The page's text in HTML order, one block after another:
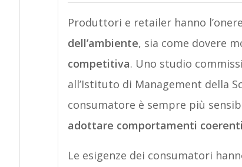
Produttori e retailer hanno
dell’ambiente, sia come dovere
competitiva. Uno studio
all’Istituto di Management della
consumatore è sempre più
adottare comportamenti coerenti
Le esigenze dei consumatori